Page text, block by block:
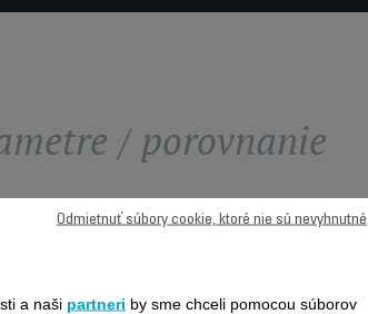
/ porovnanie
a naši partneri by sme chceli pomocou súborov
Odmietnuť súbory cookie, ktoré nie sú nevyhnutné